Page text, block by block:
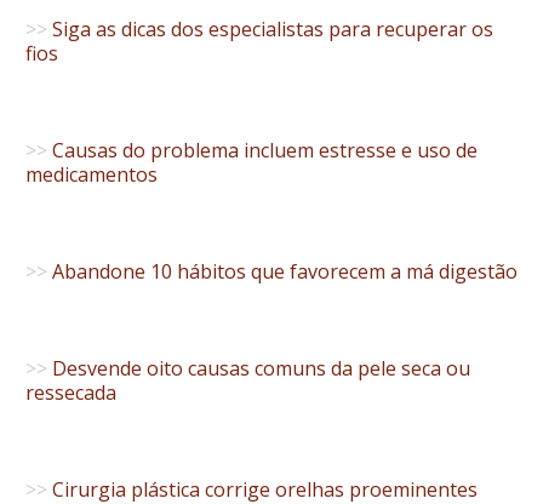
>> Siga as dicas dos especialistas para recuperar os
fios
>> Causas do problema incluem estresse e uso de
medicamentos
>> Abandone 10 hábitos que favorecem a má digestão
>> Desvende oito causas comuns da pele seca ou
ressecada
>> Cirurgia plástica corrige orelhas proeminentes